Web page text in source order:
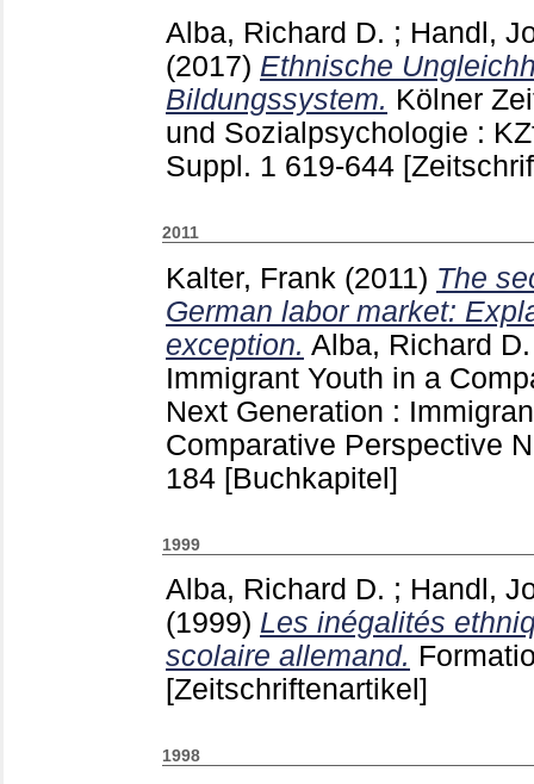
Alba, Richard D. ; Handl,
(2017) Ethnische
Bildungssystem. Kölner
und Sozialpsychologie :
Suppl. 1 619-644
2011
Kalter, Frank (2011) The
German labor market:
exception. Alba, Richard D.
Immigrant Youth in a
Next Generation :
Comparative Perspective
184 [Buchkapitel]
1999
Alba, Richard D. ; Handl,
(1999) Les inégalités
scolaire allemand.
[Zeitschriftenartikel]
1998